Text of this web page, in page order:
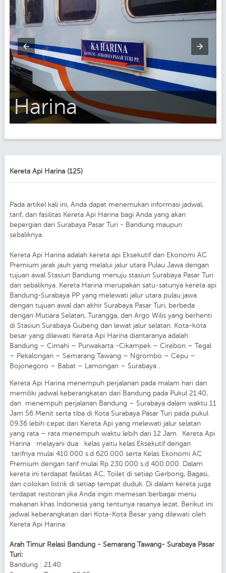
Harina
Kereta Api Harina (125)
Pada artikel kali ini, Anda dapat menemukan informasi jadwal,
tarif, dan fasilitas Kereta Api Harina bagi Anda yang akan
bepergian dari Surabaya Pasar Turi - Bandung maupun
sebaliknya.
Kereta Api Harina adalah kereta api Eksekutif dan Ekonomi AC
Premium jarak jauh yang melalui jalur utara Pulau Jawa dengan
tujuan awal Stasiun Bandung menuju stasiun Surabaya Pasar Turi
dan sebaliknya. Kereta Harina merupakan satu-satunya kereta api
Bandung-Surabaya PP yang melewati jalur utara pulau jawa
dengan tujuan awal dan akhir Surabaya Pasar Turi, berbeda
dengan Mutiara Selatan, Turangga, dan Argo Wilis yang berhenti
di Stasiun Surabaya Gubeng dan lewat jalur selatan. Kota-kota
besar yang dilewati Kereta Api Harina diantaranya adalah
Bandung – Cimahi – Purwakarta -Cikampek – Cirebon – Tegal
– Pekalongan – Semarang Tawang – Ngrombo – Cepu –
Bojonegoro – Babat – Lamongan – Surabaya .
Kereta Api Harina menempuh perjalanan pada malam hari dan
memiliki jadwal keberangkatan dari Bandung pada Pukul 21.40,
dan menempuh perjalanan Bandung – Surabaya dalam waktu 11
Jam 56 Menit serta tiba di Kota Surabaya Pasar Turi pada pukul
09.36 lebih cepat dari Kereta Api yang melewati jalur selatan
yang rata – rata menempuh waktu lebih dari 12 Jam. Kereta Api
Harina melayani dua kelas yaitu kelas Eksekutif dengan
tarifnya mulai 410.000 s.d 620.000 serta Kelas Ekonomi AC
Premium dengan tarif mulai Rp 230.000 s.d 400.000. Dalam
kereta ini terdapat fasilitas AC, Toilet di setiap Gerbong, Bagasi,
dan colokan listrik di setiap tempat duduk. Di dalam kereta juga
terdapat restoran jika Anda ingin memesan berbagai menu
makanan khas Indonesia yang tentunya rasanya lezat. Berikut ini
jadwal keberangkatan dari Kota-Kota Besar yang dilewati oleh
Kereta Api Harina:
Arah Timur Relasi Bandung - Semarang Tawang- Surabaya Pasar
Turi:
Bandung : 21.40